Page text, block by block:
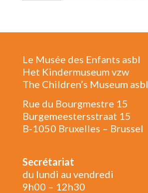
Le Musée des Enfants asbl
Het Kindermuseum vzw
The Children’s Museum asbl
Rue du Bourgmestre 15
Burgemeestersstraat 15
B-1050 Bruxelles – Brussel
Secrétariat
du lundi au vendredi
9h00 – 12h30